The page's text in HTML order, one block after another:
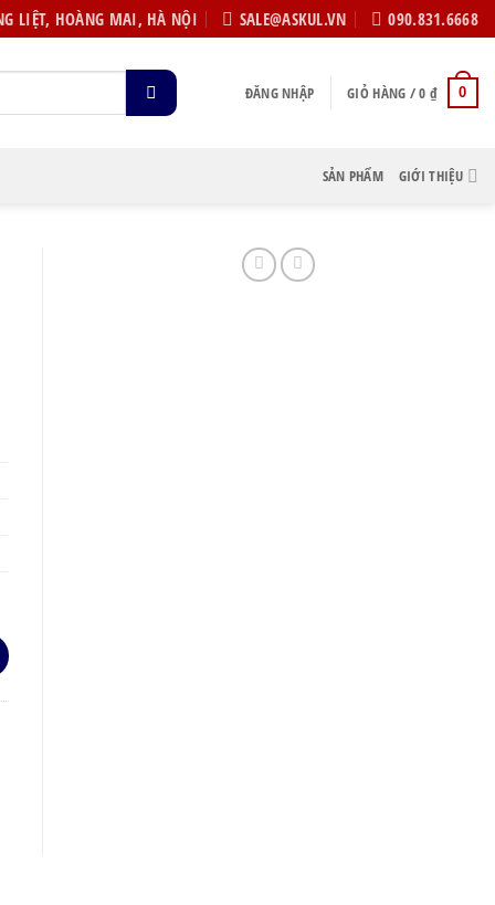
LIỆT, HOÀNG MAI, HÀ NỘI SALE@ASKUL.VN 090.831.6668
ĐĂNG NHẬP GIỎ HÀNG /0 ₫ 0
SẢN PHẨM GIỚI THIỆU